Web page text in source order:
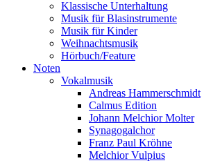
Klassische Unterhaltung
Musik für Blasinstrumente
Musik für Kinder
Weihnachtsmusik
Hörbuch/Feature
Noten
Vokalmusik
Andreas Hammerschmidt
Calmus Edition
Johann Melchior Molter
Synagogalchor
Franz Paul Kröhne
Melchior Vulpius